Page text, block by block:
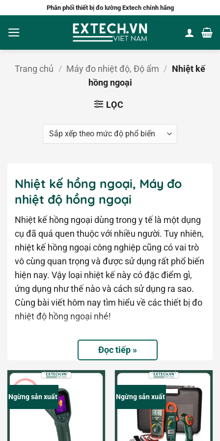
nội
dung
Phân phối thiết bị đo lường Extech chính hãng
Trang chủ / Máy đo nhiệt độ, Độ ẩm /
Nhiệt kế
hồng ngoại
LỌC
Nhiệt kế hồng ngoại, Máy đo
nhiệt độ hồng ngoại
Nhiệt kế hồng ngoại dùng trong y tế là một dụng
cụ đã quá quen thuộc với nhiều người. Tuy nhiên,
nhiệt kế hồng ngoại công nghiệp cũng có vai trò
vô cùng quan trọng và được sử dụng rất phổ biến
hiện nay. Vậy loại nhiệt kế này có đặc điểm gì,
ứng dụng như thế nào và cách sử dụng ra sao.
Cùng bài viết hôm nay tìm hiểu về các thiết bị đo
nhiệt độ hồng ngoại nhé!
Nhiệt kế hồng ngoại là gì?
Đọc tiếp »
Ngừng sản xuất Ngừng sản xuất